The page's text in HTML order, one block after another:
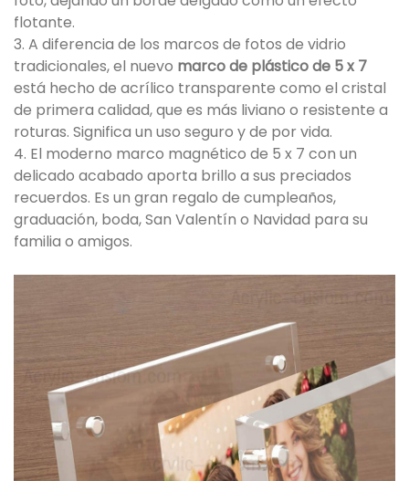
flotante.
3. A diferencia de los marcos de fotos de vidrio
tradicionales, el nuevo marco de plástico de 5 x 7
está hecho de acrílico transparente como el cristal
de primera calidad, que es más liviano o resistente a
roturas. Significa un uso seguro y de por vida.
4. El moderno marco magnético de 5 x 7 con un
delicado acabado aporta brillo a sus preciados
recuerdos. Es un gran regalo de cumpleaños,
graduación, boda, San Valentín o Navidad para su
familia o amigos.